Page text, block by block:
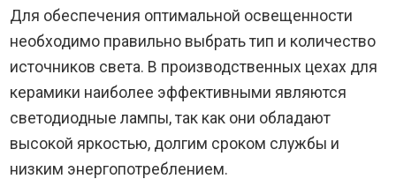
Для обеспечения оптимальной освещенности
необходимо правильно выбрать тип и количество
источников света. В производственных цехах для
керамики наиболее эффективными являются
светодиодные лампы, так как они обладают
высокой яркостью, долгим сроком службы и
низким энергопотреблением.